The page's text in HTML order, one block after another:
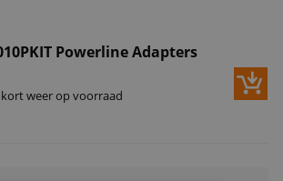
Powerline Adapters
weer op voorraad